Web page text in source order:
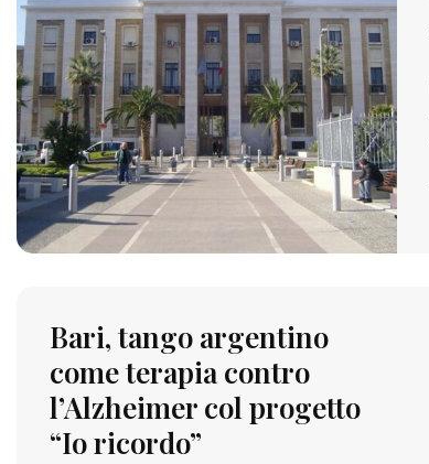
Bari, tango argentino
come terapia contro
l’Alzheimer col progetto
“Io ricordo”